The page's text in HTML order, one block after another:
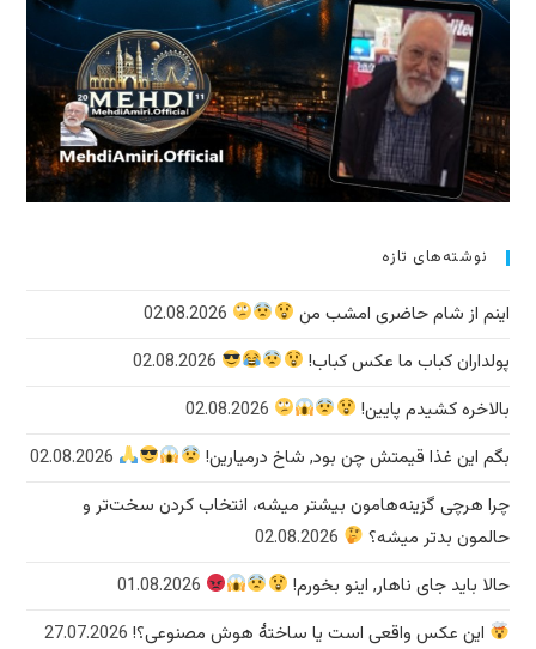
نوشته‌های تازه
اینم از شام حاضری امشب من
02.08.2026
پولداران کباب ما عکس کباب!
02.08.2026
بالاخره کشیدم پایین!
02.08.2026
بگم این غذا قیمتش چن بود, شاخ درمیارین!
02.08.2026
چرا هرچی گزینه‌هامون بیشتر میشه، انتخاب کردن سخت‌تر و
حالمون بدتر میشه؟
02.08.2026
حالا باید جای ناهار, اینو بخورم!
01.08.2026
این عکس واقعی است یا ساختهٔ هوش مصنوعی؟! 27.07.2026